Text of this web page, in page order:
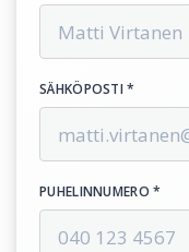
SÄHKÖPOSTI *
PUHELINNUMERO *